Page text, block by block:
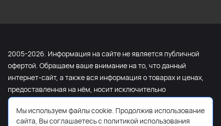
2005-2026. Информация на сайте не является публичной
офертой. Обращаем ваше внимание на то, что данный
интернет-сайт, а также вся информация о товарах и ценах,
предоставленная на нём, носит исключительно
информационный характер и ни при каких условиях не
является публичной офертой, определяемой положениями
Мы используем файлы cookie. Продолжив использование
сайта, Вы соглашаетесь с политикой использования